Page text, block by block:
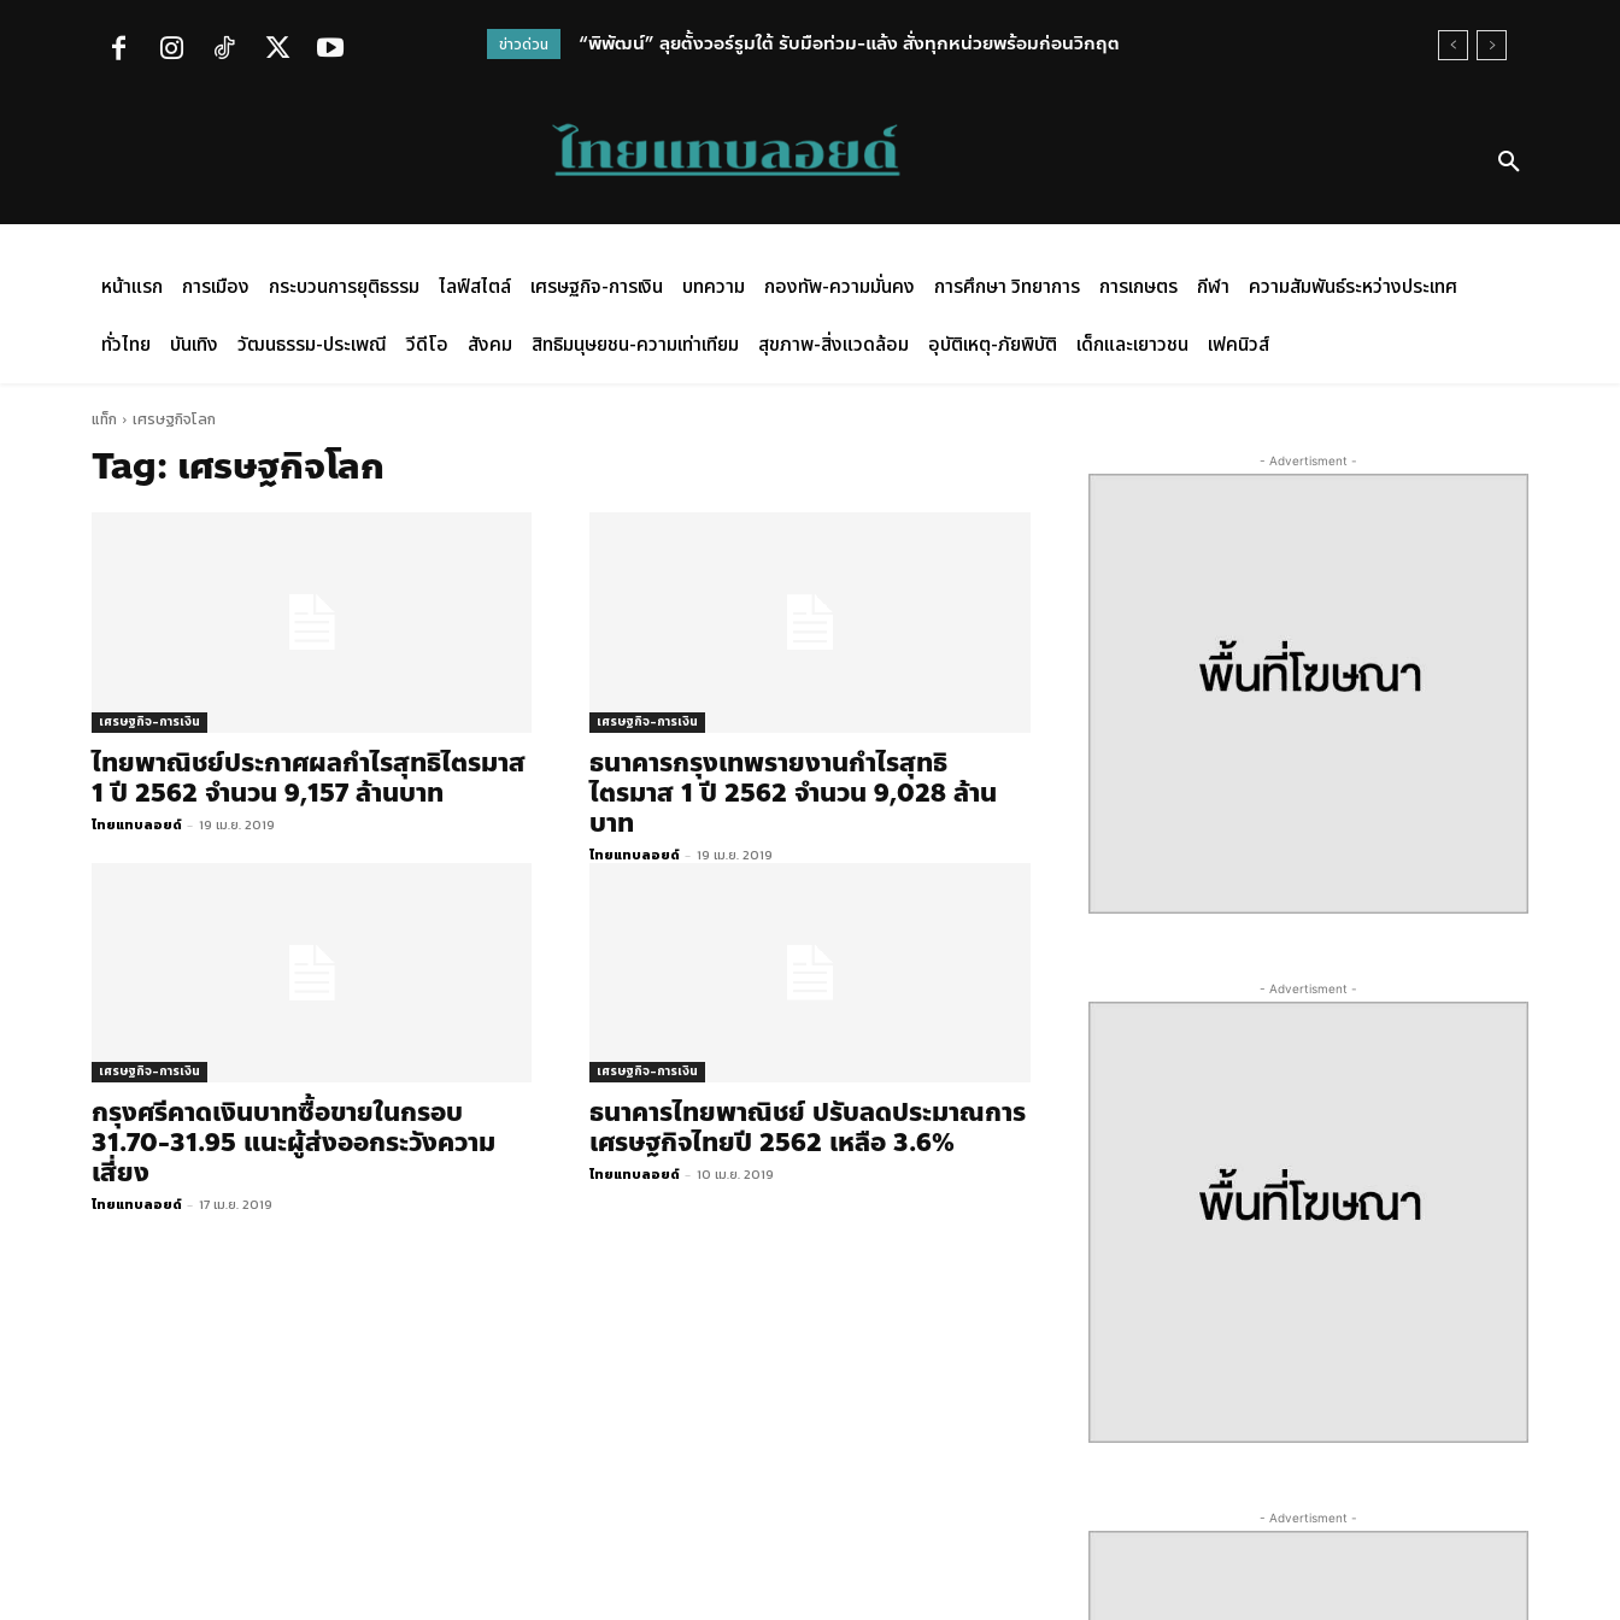
ข่าวด่วน “พิพัฒน์” ลุยตั้งวอร์รูมใต้ รับมือท่วม-แล้ง สั่งทุกหน่วยพร้อมก่อนวิกฤต
หน้าแรก การเมือง กระบวนการยุติธรรม ไลฟ์สไตล์ เศรษฐกิจ-การเงิน บทความ กองทัพ-ความมั่นคง การศึกษา วิทยาการ การเกษตร กีฬา
ความสัมพันธ์ระหว่างประเทศ
ทั่วไทย
บันเทิง วัฒนธรรม-ประเพณี วีดีโอ สังคม สิทธิมนุษยชน-ความเท่าเทียม สุขภาพ-สิ่งแวดล้อม อุบัติเหตุ-ภัยพิบัติ เด็กและเยาวชน เฟคนิวส์
แท็ก เศรษฐกิจโลก
Tag: เศรษฐกิจโลก
เศรษฐกิจ-การเงิน
ไทยพาณิชย์ประกาศผลกำไรสุทธิไตรมาส
1 ปี 2562 จำนวน 9,157 ล้านบาท
ไทยแทบลอยด์ - 19 เม.ย. 2019
เศรษฐกิจ-การเงิน
ธนาคารกรุงเทพรายงานกำไรสุทธิ
ไตรมาส 1 ปี 2562 จำนวน 9,028 ล้าน
บาท
ไทยแทบลอยด์ - 19 เม.ย. 2019
เศรษฐกิจ-การเงิน
กรุงศรีคาดเงินบาทซื้อขายในกรอบ
31.70-31.95 แนะผู้ส่งออกระวังความ
เสี่ยง
ไทยแทบลอยด์ - 17 เม.ย. 2019
เศรษฐกิจ-การเงิน
ธนาคารไทยพาณิชย์ ปรับลดประมาณการ
เศรษฐกิจไทยปี 2562 เหลือ 3.6%
ไทยแทบลอยด์ - 10 เม.ย. 2019
- Advertisment -
- Advertisment -
- Advertisment -